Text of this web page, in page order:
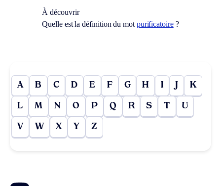
À découvrir
Quelle est la définition du mot purificatoire?
A B C D E F G H I J K
L M N O P Q R S T U
V W X Y Z